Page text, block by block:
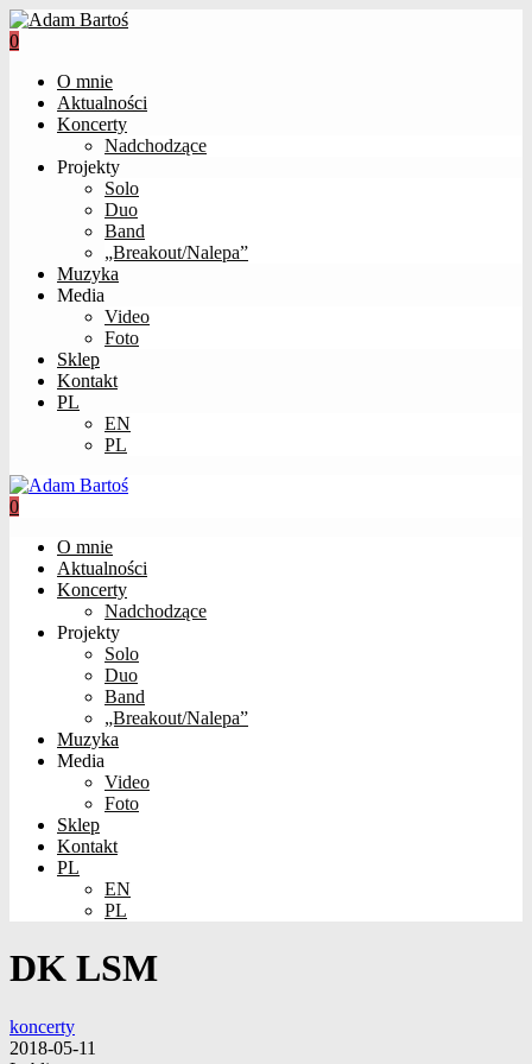
0
O mnie
Aktualności
Koncerty
Nadchodzące
Projekty
Solo
Duo
Band
„Breakout/Nalepa”
Muzyka
Media
Video
Foto
Sklep
Kontakt
PL
EN
PL
0
O mnie
Aktualności
Koncerty
Nadchodzące
Projekty
Solo
Duo
Band
„Breakout/Nalepa”
Muzyka
Media
Video
Foto
Sklep
Kontakt
PL
EN
PL
DK LSM
koncerty
2018-05-11